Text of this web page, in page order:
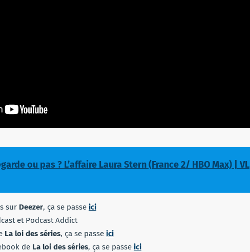
ou pas ? L’affaire Laura Stern (France 2/ HBO Max) | VL
sur Deezer, ça se passe ici
et Podcast Addict
La loi des séries, ça se passe ici
de La loi des séries, ça se passe ici